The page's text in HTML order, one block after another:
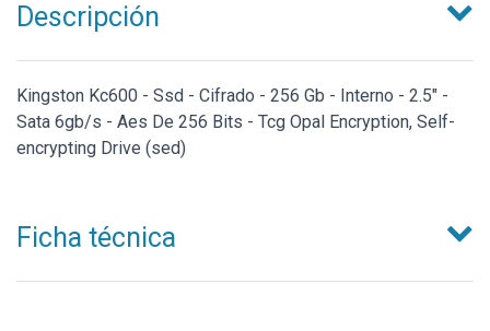
Descripción
Kingston Kc600 - Ssd - Cifrado - 256 Gb - Interno - 2.5" -
Sata 6gb/s - Aes De 256 Bits - Tcg Opal Encryption, Self-
encrypting Drive (sed)
Ficha técnica